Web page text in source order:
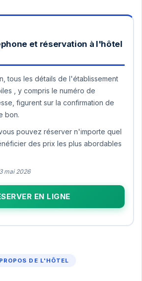
et réservation à l'hôtel
tous les détails de l'établissement
, y compris le numéro de
figurent sur la confirmation de
bon.
pouvez réserver n'importe quel
des prix les plus abordables
mai 2026
EN LIGNE
DE L'HÔTEL